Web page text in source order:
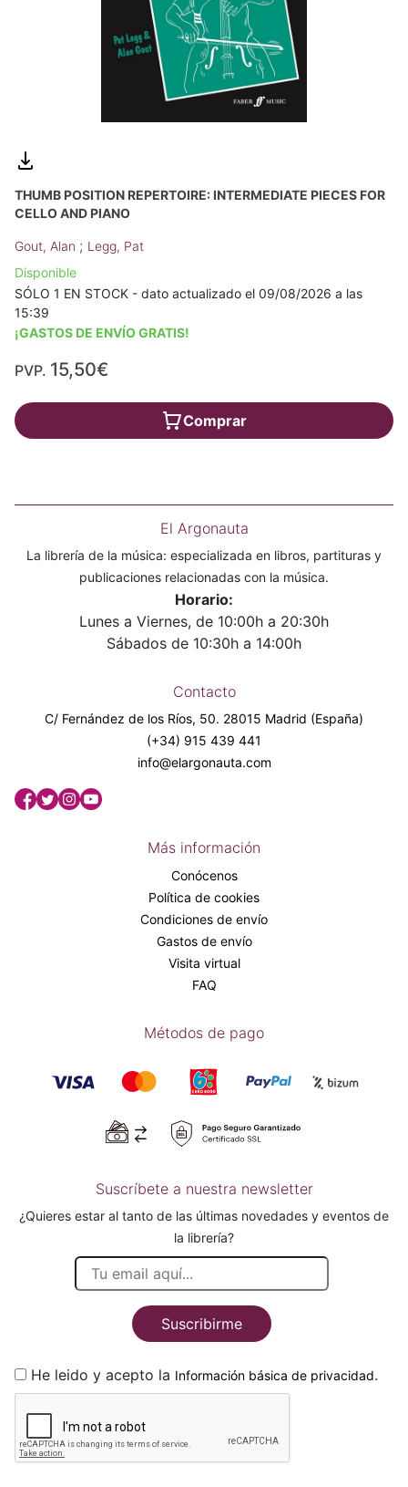
THUMB POSITION REPERTOIRE: INTERMEDIATE PIECES FOR
CELLO AND PIANO
Gout, Alan ; Legg, Pat
Disponible
SÓLO 1 EN STOCK - dato actualizado el 09/08/2026 a las
15:39
¡GASTOS DE ENVÍO GRATIS!
PVP. 15,50€
Comprar
El Argonauta
La librería de la música: especializada en libros, partituras y
publicaciones relacionadas con la música.
Horario:
Lunes a Viernes, de 10:00h a 20:30h
Sábados de 10:30h a 14:00h
Contacto
C/ Fernández de los Ríos, 50. 28015 Madrid (España)
(+34) 915 439 441
info@elargonauta.com
Más información
Conócenos
Política de cookies
Condiciones de envío
Gastos de envío
Visita virtual
FAQ
Métodos de pago
Suscríbete a nuestra newsletter
¿Quieres estar al tanto de las últimas novedades y eventos de
la librería?
Suscribirme
He leido y acepto la Información básica de privacidad.